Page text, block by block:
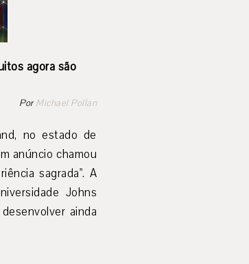
agora são
PorMichael Pollan
no estado de
anúncio chamou
sagrada". A
Johns
ainda